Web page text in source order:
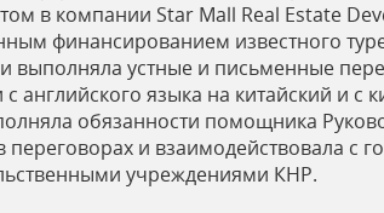
в компании Star Mall Real Estate
финансированием известного
выполняла устные и письменные
с английского языка на китайский и с
обязанности помощника
переговорах и взаимодействовала с
учреждениями КНР.